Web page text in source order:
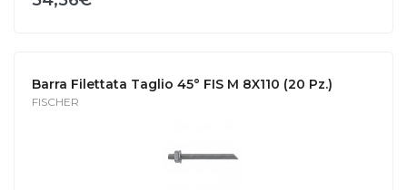
Barra Filettata Taglio 45° FIS M 8X110 (20 Pz.)
FISCHER